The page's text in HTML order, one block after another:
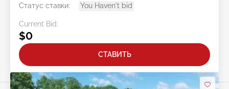
Статус ставки:
You Haven't bid
Current Bid:
$0
СТАВИТЬ